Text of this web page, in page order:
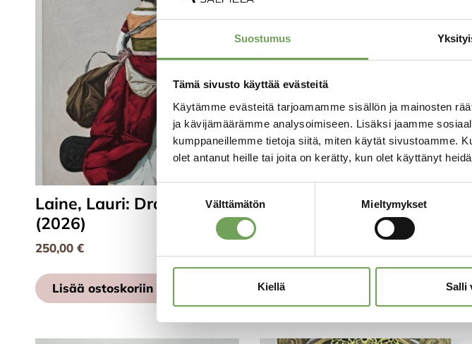
Suostumus
Tämä sivusto käyttää evästeitä
Käytämme evästeitä tarjoamamme sisällön ja mainosten
ja kävijämäärämme analysoimiseen. Lisäksi jaamme
kumppaneillemme tietoja siitä, miten käytät sivustoamme.
olet antanut heille tai joita on kerätty, kun olet käyttänyt
valinta
Välttämätön Mieltymykset
Kiellä Salli
Laine, Lauri: Draperia II
(2026)
250,00 €
Lisää ostoskoriin
Laine, Lauri: Draperia I
Lisää ostoskoriin